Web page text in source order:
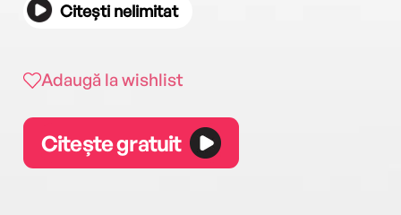
Citești nelimitat
Adaugă la wishlist
Citește gratuit